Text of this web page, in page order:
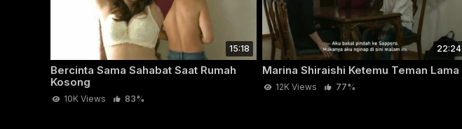
15:18
Bercinta Sama Sahabat Saat Rumah
Kosong
10K Views 83%
22:24
Marina Shiraishi Ketemu Teman Lama
12K Views 77%